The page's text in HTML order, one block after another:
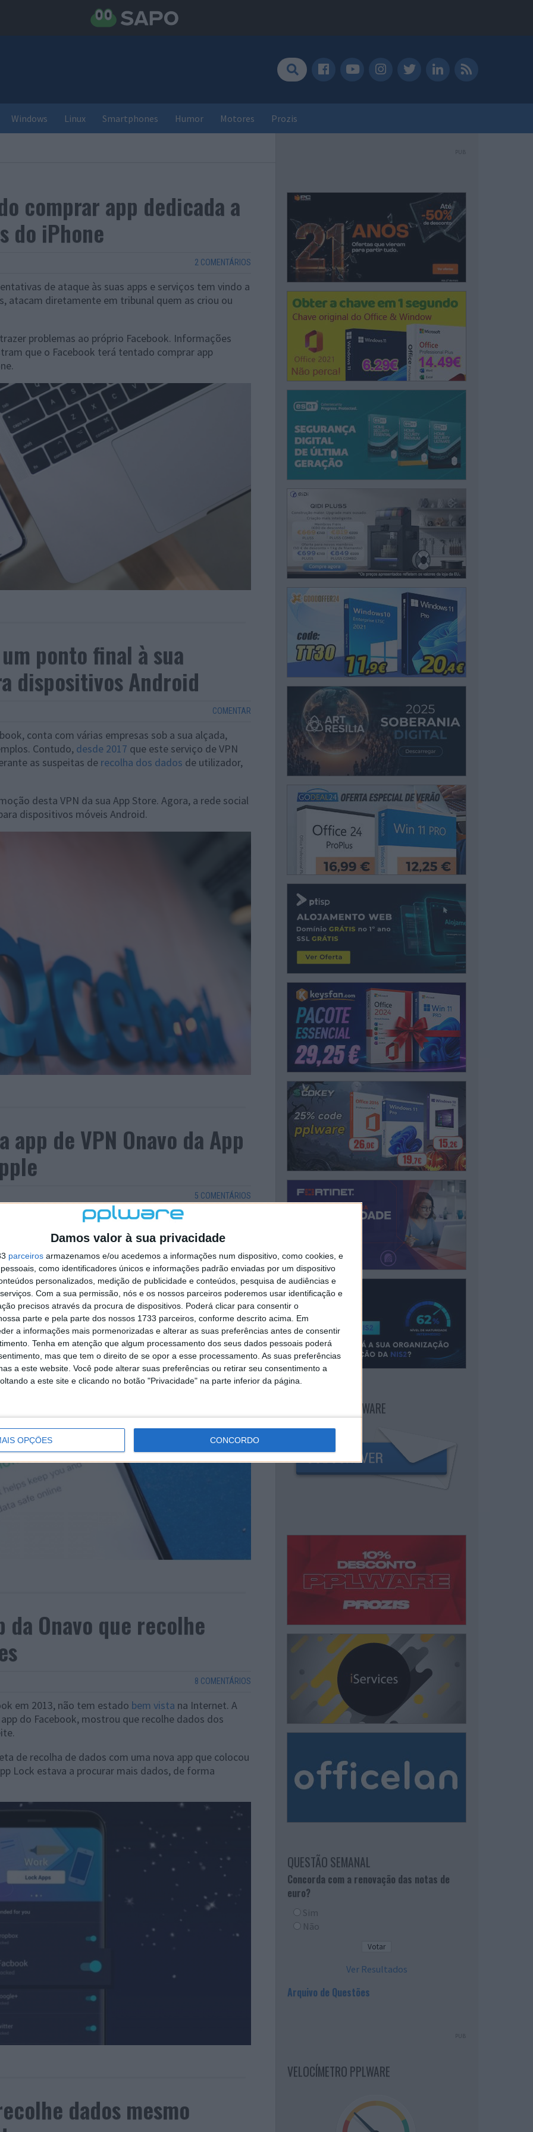
Damos valor à sua privacidade
parceiros armazenamos e/ou acedemos a informações num dispositivo, como cookies, e
como identificadores únicos e informações padrão enviadas por um dispositivo
personalizados, medição de publicidade e conteúdos, pesquisa de audiências e
Com a sua permissão, nós e os nossos parceiros poderemos usar identificação e
precisos através da procura de dispositivos. Poderá clicar para consentir o
parte e pela parte dos nossos 1733 parceiros, conforme descrito acima. Em
a informações mais pormenorizadas e alterar as suas preferências antes de consentir
Tenha em atenção que algum processamento dos seus dados pessoais poderá
mas que tem o direito de se opor a esse processamento. As suas preferências
a este website. Você pode alterar suas preferências ou retirar seu consentimento a
a este site e clicando no botão "Privacidade" na parte inferior da página.
OPÇÕES CONCORDO
Windows Linux Smartphones Humor Motores Prozis
comprar app dedicada a
do iPhone
2 COMENTÁRIOS
de ataque às suas apps e serviços tem vindo a
atacam diretamente em tribunal quem as criou ou
problemas ao próprio Facebook. Informações
que o Facebook terá tentado comprar app
ponto final à sua
dispositivos Android
COMENTAR
conta com várias empresas sob a sua alçada,
Contudo, desde 2017 que este serviço de VPN
as suspeitas de recolha dos dados de utilizador,
desta VPN da sua App Store. Agora, a rede social
dispositivos móveis Android.
de VPN Onavo da App
5 COMENTÁRIOS
privacidade nunca foi pacífica. Se por um lado
a estar protegidos, por outro querem recolher o
essa informação é a Onavo, um serviço de VPN,
por violar as regras da App Store, esta app foi
da Onavo que recolhe
8 COMENTÁRIOS
em 2013, não tem estado bem vista na Internet. A
do Facebook, mostrou que recolhe dados dos
de recolha de dados com uma nova app que colocou
Lock estava a procurar mais dados, de forma
dados mesmo
PUB
NEWSLETTER PPLWARE
QUESTÃO SEMANAL
Concorda com a renovação das notas de
euro?
Sim
Não
Ver Resultados
Arquivo de Questões
PUB
VELOCÍMETRO PPLWARE